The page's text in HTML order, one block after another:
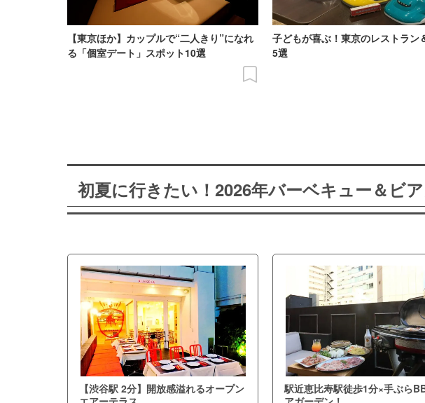
【東京ほか】カップルで“二人きり”になれ
る「個室デート」スポット10選
子どもが喜ぶ！東京のレストラン
5選
初夏に行きたい！2026年バーベキュー＆ビ
【渋谷駅 2分】開放感溢れるオープン
駅近恵比寿駅徒歩1分×手ぶら